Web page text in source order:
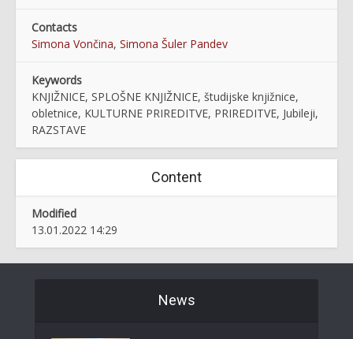
Contacts
Simona Vončina, Simona Šuler Pandev
Keywords
KNJIŽNICE, SPLOŠNE KNJIŽNICE, študijske knjižnice,
obletnice, KULTURNE PRIREDITVE, PRIREDITVE, Jubileji,
RAZSTAVE
Content
Modified
13.01.2022 14:29
News